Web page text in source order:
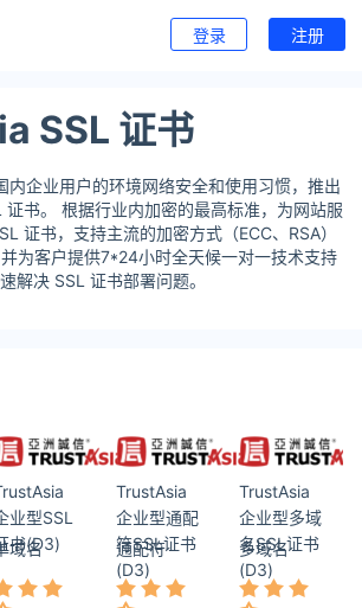
登录 注册
SSL 证书
内企业用户的环境网络安全和使用习惯，推出
证书。 根据行业内加密的最高标准，为网站服
证书，支持主流的加密方式（ECC、RSA）
为客户提供7*24小时全天候一对一技术支持
解决 SSL 证书部署问题。
业型SSL
书(D3)
域名
TrustAsia
企业型通配
符SSL证书
(D3)
通配符
TrustAsia
企业型多域
名SSL证书
(D3)
多域名